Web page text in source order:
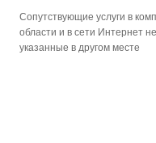
Сопутствующие услуги в
области и в сети Интернет не
указанные в другом месте